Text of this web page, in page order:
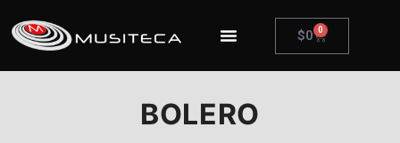
$0 0
BOLERO